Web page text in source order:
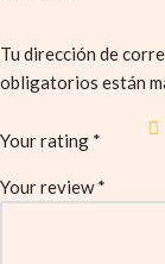
Tu dirección de
obligatorios están
Your rating *
Your review*